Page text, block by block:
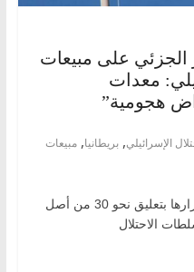
الجزئي على مبيعات
معدات
هجومية”
الإسرائيلي, بريطانيا, مبيعات
بي بي سي دافعت بريطانيا عن قرارها بتعليق نحو 30 من أصل